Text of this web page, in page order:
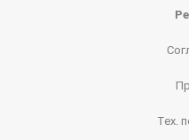
Тех.